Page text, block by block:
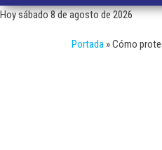
Hoy sábado 8 de agosto de 2026
Portada »Cómo